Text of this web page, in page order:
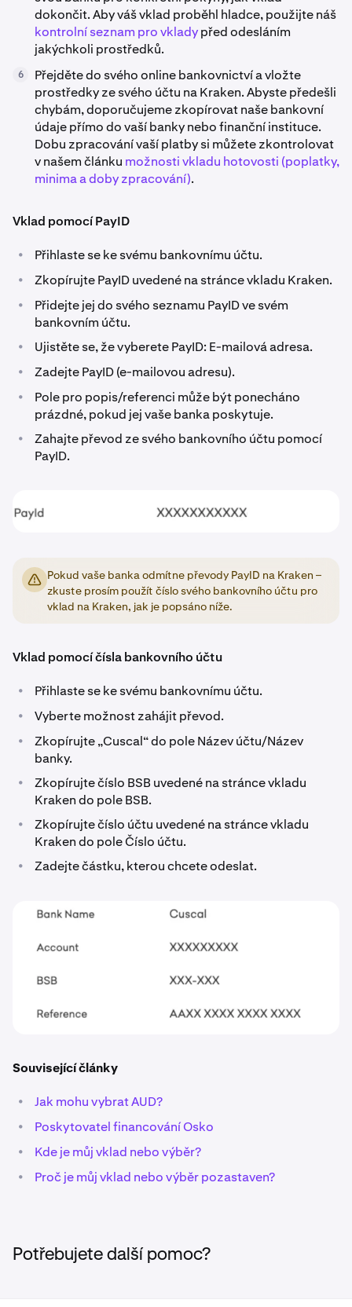
dokončit. Aby váš vklad proběhl hladce, použijte náš
kontrolní seznam pro vkladypřed odesláním
jakýchkoli prostředků.
6
Přejděte do svého online bankovnictví a vložte
prostředky ze svého účtu na Kraken. Abyste předešli
chybám, doporučujeme zkopírovat naše bankovní
údaje přímo do vaší banky nebo finanční instituce.
Dobu zpracování vaší platby si můžete zkontrolovat
v našem článku možnosti vkladu hotovosti (poplatky,
minima a doby zpracování).
Vklad pomocí PayID
• Přihlaste se ke svému bankovnímu účtu.
• Zkopírujte PayID uvedené na stránce vkladu Kraken.
•
Přidejte jej do svého seznamu PayID ve svém
bankovním účtu.
• Ujistěte se, že vyberete PayID: E-mailová adresa.
• Zadejte PayID (e-mailovou adresu).
•
Pole pro popis/referenci může být ponecháno
prázdné, pokud jej vaše banka poskytuje.
•
Zahajte převod ze svého bankovního účtu pomocí
PayID.
Pokud vaše banka odmítne převody PayID na Kraken –
zkuste prosím použít číslo svého bankovního účtu pro
vklad na Kraken, jak je popsáno níže.
Vklad pomocí čísla bankovního účtu
• Přihlaste se ke svému bankovnímu účtu.
• Vyberte možnost zahájit převod.
•
Zkopírujte „Cuscal“ do pole Název účtu/Název
banky.
•
Zkopírujte číslo BSB uvedené na stránce vkladu
Kraken do pole BSB.
•
Zkopírujte číslo účtu uvedené na stránce vkladu
Kraken do pole Číslo účtu.
• Zadejte částku, kterou chcete odeslat.
Související články
• Jak mohu vybrat AUD?
• Poskytovatel financování Osko
• Kde je můj vklad nebo výběr?
• Proč je můj vklad nebo výběr pozastaven?
Potřebujete další pomoc?